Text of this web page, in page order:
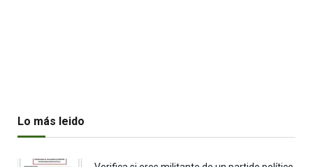
Lo más leido